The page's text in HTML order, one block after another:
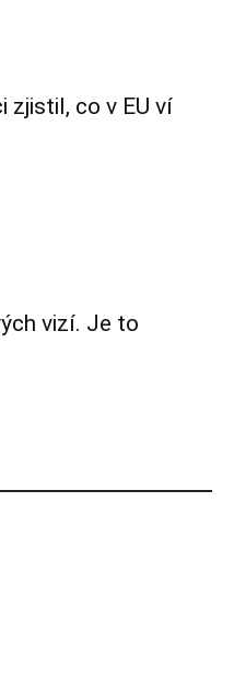
zjistil, co v EU ví
vizí. Je to